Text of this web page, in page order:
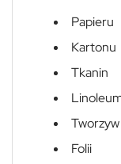
Papieru
Kartonu
Tkanin
Folii